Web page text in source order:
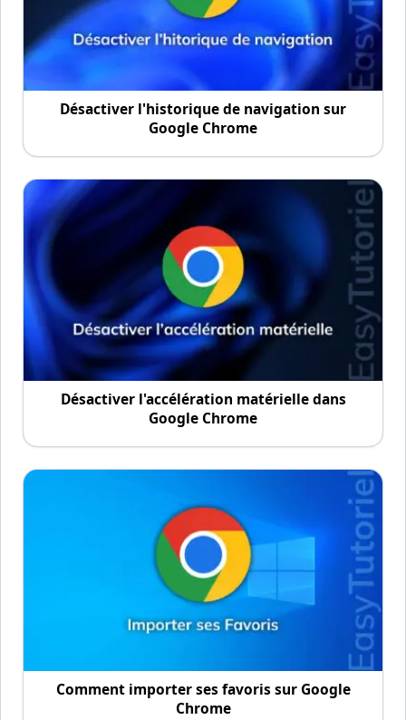
Désactiver l'historique de navigation sur
Google Chrome
Désactiver l'accélération matérielle dans
Google Chrome
Comment importer ses favoris sur Google
Chrome